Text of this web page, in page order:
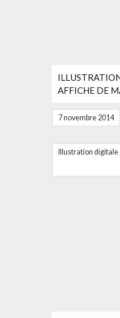
AFFICHE DE
7 novembre 2014
Illustration digitale